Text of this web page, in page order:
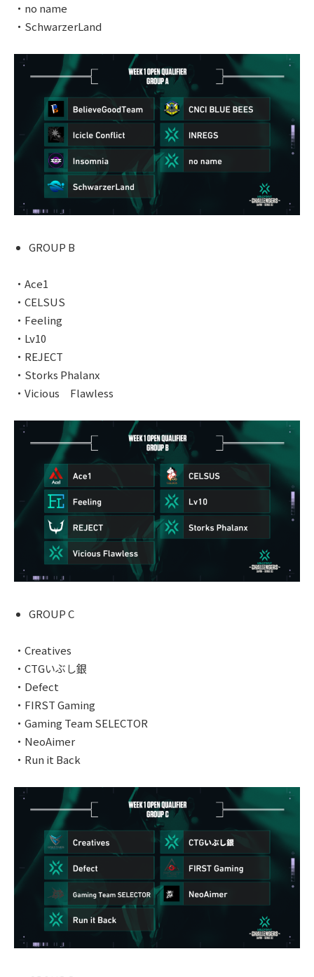
・no name
・SchwarzerLand
GROUP B
・Ace1
・CELSUS
・Feeling
・Lv10
・REJECT
・Storks Phalanx
・Vicious Flawless
GROUP C
・Creatives
・CTGいぶし銀
・Defect
・FIRST Gaming
・Gaming Team SELECTOR
・NeoAimer
・Run it Back